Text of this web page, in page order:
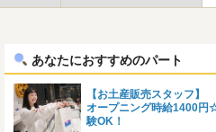
あなたにおすすめのパート
【お土産販売スタッフ】
オープニング時給1400
験OK！